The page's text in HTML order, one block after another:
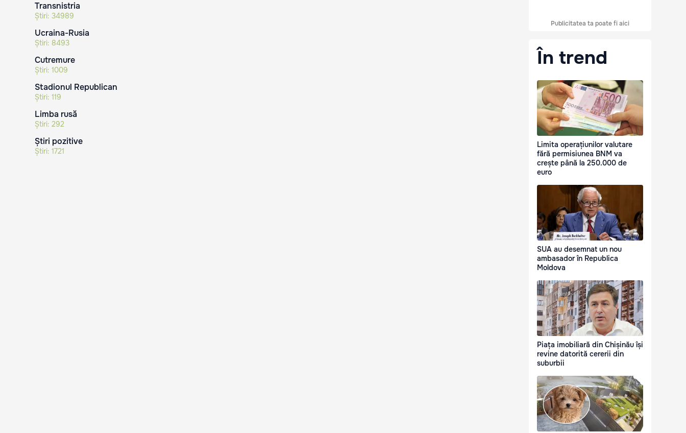
Transnistria
Știri: 34989
Ucraina-Rusia
Știri: 8493
Cutremure
Știri: 1009
Stadionul Republican
Știri: 119
Limba rusă
Știri: 292
Știri pozitive
Știri: 1721
Publicitatea ta poate fi aici
În trend
Limita operațiunilor valutare
fără permisiunea BNM va
crește până la 250.000 de
euro
SUA au desemnat un nou
ambasador în Republica
Moldova
Piața imobiliară din Chișinău își
revine datorită cererii din
suburbii